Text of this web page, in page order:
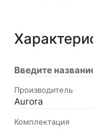
Введите
Производитель
Aurora
Комплектация